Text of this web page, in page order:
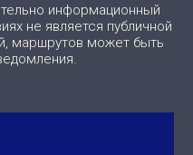
информационный
не является публичной
маршрутов может быть